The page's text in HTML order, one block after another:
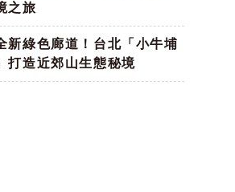
之旅
新綠色廊道！台北「小牛埔
打造近郊山生態秘境